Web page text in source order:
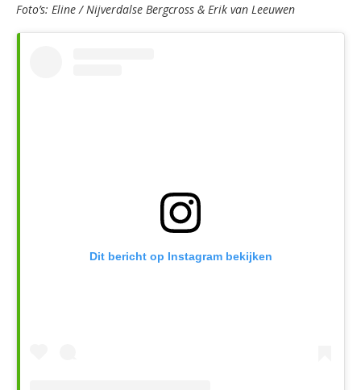
Foto’s: Eline / Nijverdalse Bergcross & Erik van Leeuwen
Dit bericht op Instagram bekijken